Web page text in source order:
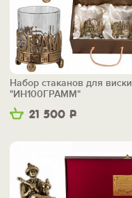
21 500 Р
Набор стаканов для виски
"ИН100ГРАММ"